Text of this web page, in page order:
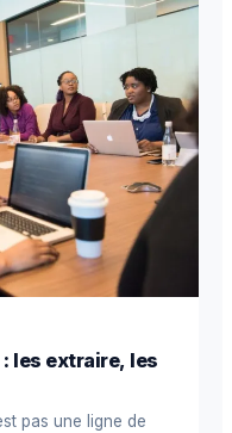
les extraire, les
pas une ligne de